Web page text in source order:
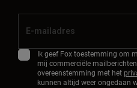
Ik geef Fox toestemming om
mij commerciële
overeenstemming met het
kunnen altijd weer ongedaan